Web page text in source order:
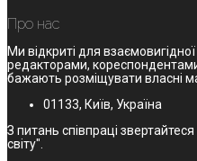
Про нас
Ми відкриті для
редакторами,
бажають розміщувати власні
01133, Київ, Україна
З питань співпраці
світу".